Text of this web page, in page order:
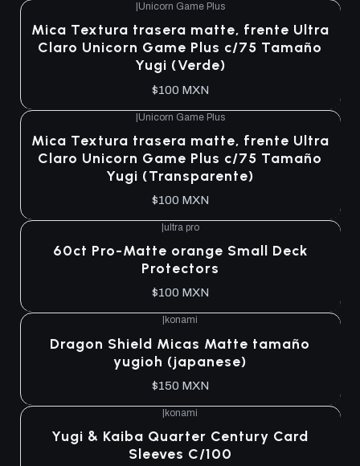
Unicorn Game Plus
Mica Textura trasera matte, frente Ultra
Claro Unicorn Game Plus c/75 Tamaño
Yugi (Verde)
$100 MXN
|Unicorn Game Plus
Mica Textura trasera matte, frente Ultra
Claro Unicorn Game Plus c/75 Tamaño
Yugi (Transparente)
$100 MXN
ultra pro
60ct Pro-Matte orange Small Deck
Protectors
$100 MXN
konami
Dragon Shield Micas Matte tamaño
yugioh (japanese)
$150 MXN
|konami
Yugi & Kaiba Quarter Century Card
Sleeves C/100